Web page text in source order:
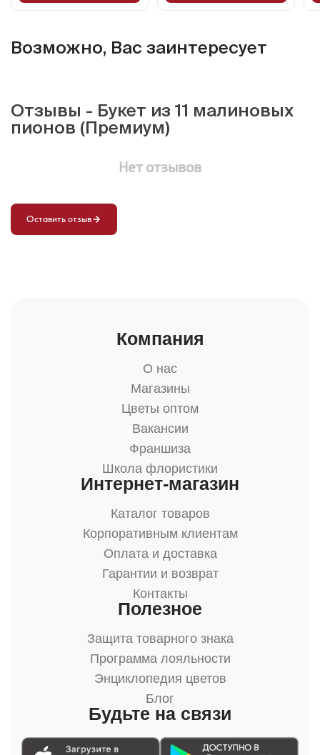
Возможно, Вас заинтересует
Отзывы - Букет из 11 малиновых
пионов (Премиум)
Нет отзывов
Оставить отзыв
Компания
О нас
Магазины
Цветы оптом
Вакансии
Франшиза
Школа флористики
Интернет-магазин
Каталог товаров
Корпоративным клиентам
Оплата и доставка
Гарантии и возврат
Контакты
Полезное
Защита товарного знака
Программа лояльности
Энциклопедия цветов
Блог
Будьте на связи